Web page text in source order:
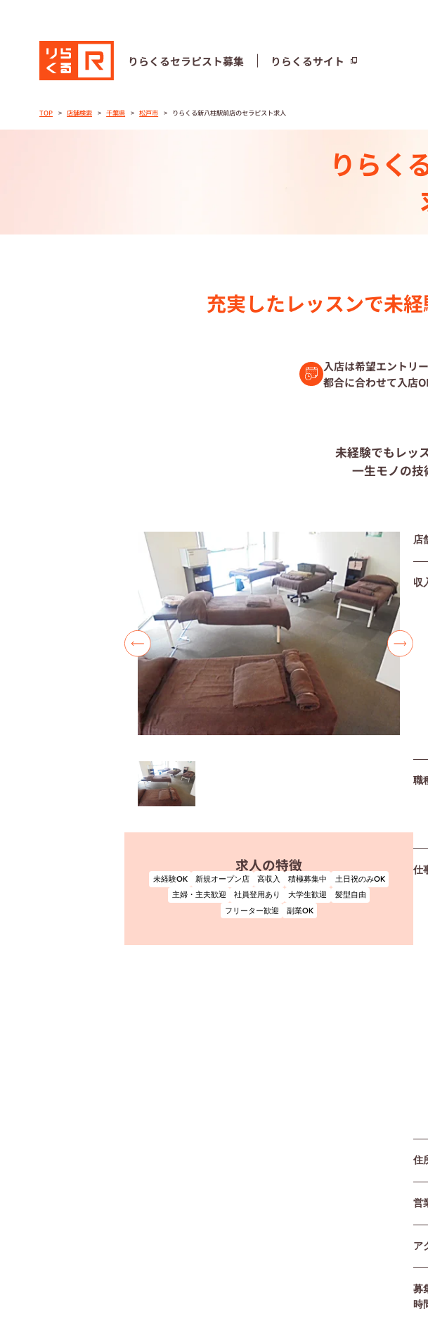
りらくるセラピスト募集 りらくるサイト
りらくるセラピスト募集 りらくるサイト
セラピストストーリー⼀覧
トレーニング制度
セラピスト募集中の店舗検索
復職セラピスト募集
会社情報
利用規約
プライバシーポリシー
サイトマップ
TOP 店舗検索 千葉県 松戸市 りらくる新八柱駅前店のセラピスト求人
りらく
充実したレッスンで未経
入店は希望エントリ
都合に合わせて入店
未経験でもレッ
一生モノの技
求人の特徴
未経験OK 新規オープン店 高収入 積極募集中
土日祝のみOK
主婦・主夫歓迎
社員登用あり 大学生歓迎
髪型自由
フリーター歓迎
副業OK
店
収
職
仕
住
営
ア
募
時